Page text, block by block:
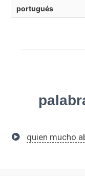
portugués
quien mucho